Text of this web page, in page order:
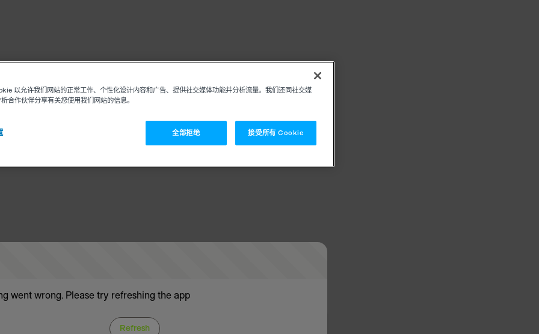
went wrong. Please try refreshing the app
Refresh
以允许我们网站的正常工作、个性化设计内容和广告、提供社交媒体功能并分析流量。我们还同社交媒
合作伙伴分享有关您使用我们网站的信息。
全部拒绝 接受所有 Cookie